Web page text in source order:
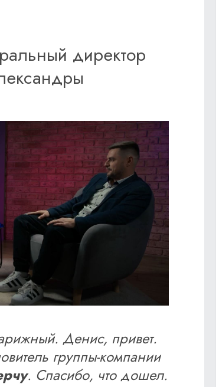
директор
Денис, привет.
группы-компании
. Спасибо, что дошел.